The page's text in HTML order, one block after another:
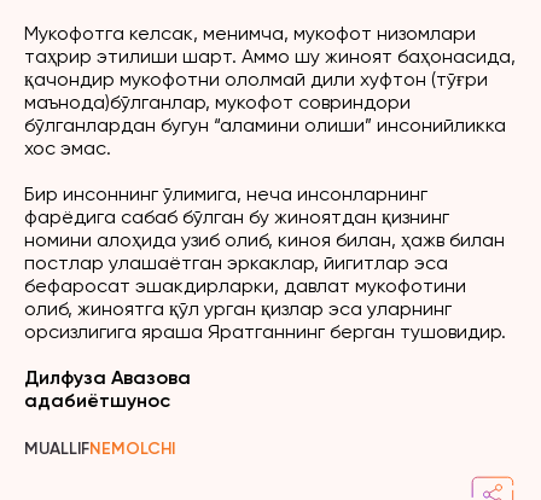
Мукофотга келсак, менимча, мукофот низомлари
таҳрир этилиши шарт. Аммо шу жиноят баҳонасида,
қачондир мукофотни ололмай дили хуфтон (тўғри
маънода)бўлганлар, мукофот совриндори
бўлганлардан бугун “аламини олиши” инсонийликка
хос эмас.
Бир инсоннинг ўлимига, неча инсонларнинг
фарёдига сабаб бўлган бу жиноятдан қизнинг
номини алоҳида узиб олиб, киноя билан, ҳажв билан
постлар улашаётган эркаклар, йигитлар эса
бефаросат эшакдирларки, давлат мукофотини
олиб, жиноятга қўл урган қизлар эса уларнинг
орсизлигига яраша Яратганнинг берган тушовидир.
Дилфуза Авазова
адабиётшунос
MUALLIFNEMOLCHI